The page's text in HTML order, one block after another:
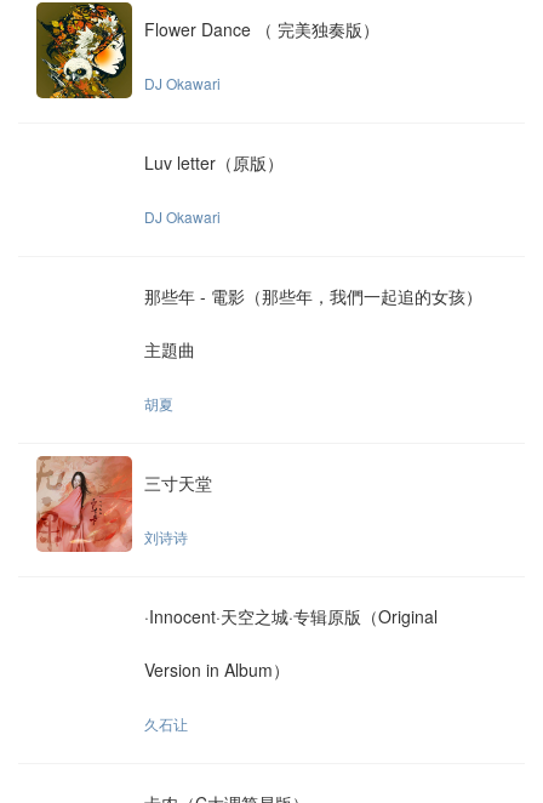
Flower Dance （ 完美独奏版）
DJ Okawari
Luv letter（原版）
DJ Okawari
那些年 - 電影（那些年，我們一起追的女孩）
主題曲
胡夏
三寸天堂
刘诗诗
·Innocent·天空之城·专辑原版（Original
Version in Album）
久石让